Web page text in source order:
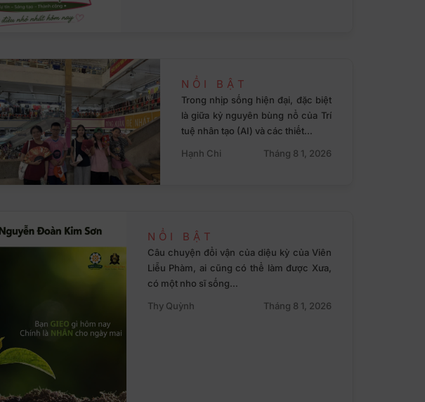
NỔI BẬT
Trong nhịp sống hiện đại, đặc biệt
là giữa kỷ nguyên bùng nổ của Trí
tuệ nhân tạo (AI) và các thiết…
Hạnh Chi
Tháng 8 1, 2026
NỔI BẬT
Câu chuyện đổi vận của diệu kỳ của Viên
Liễu Phàm, ai cũng có thể làm được Xưa,
có một nho sĩ sống…
Thy Quỳnh
Tháng 8 1, 2026